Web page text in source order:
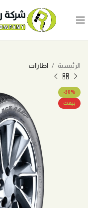
الرئيسية اطارات
-30%
بيعت